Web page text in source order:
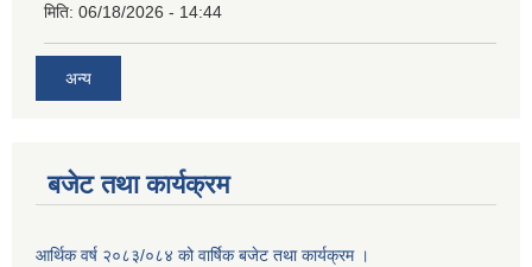
मिति: 06/18/2026 - 14:44
अन्य
बजेट तथा कार्यक्रम
आर्थिक वर्ष २०८३/०८४ को वार्षिक बजेट तथा कार्यक्रम ।